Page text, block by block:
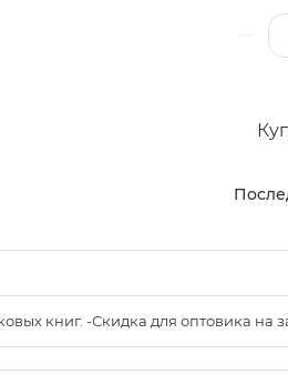
книг. -Скидка для оптовика